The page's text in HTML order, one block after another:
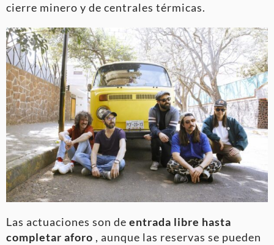
cierre minero y de centrales térmicas.
Las actuaciones son de entrada libre hasta
completar aforo , aunque las reservas se pueden